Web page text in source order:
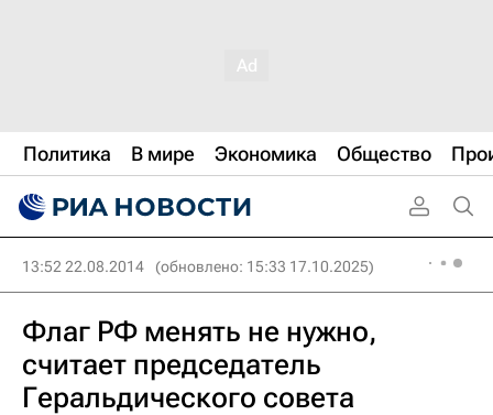
Политика В мире Экономика Общество
13:52 22.08.2014 (обновлено: 15:33 17.10.2025)
Флаг РФ менять не нужно,
считает председатель
Геральдического совета